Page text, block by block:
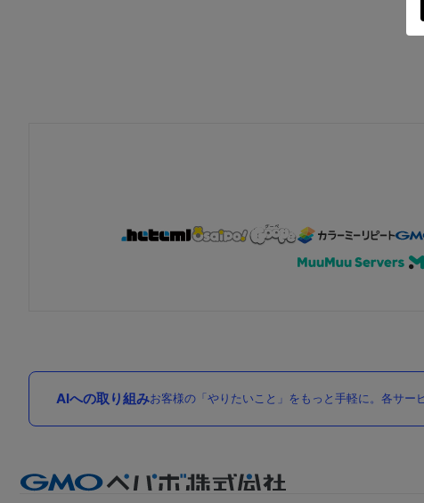
AIへの取り組みお客様の「やりたいこと」をもっと手軽に。各サー